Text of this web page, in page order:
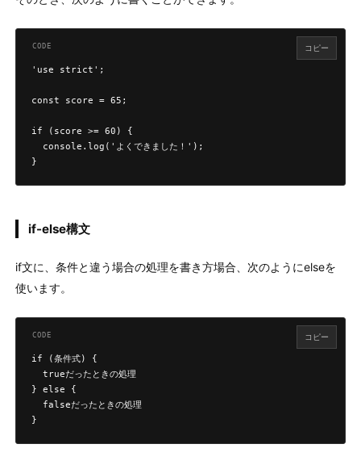
'use strict';
const score = 65;
if (score >= 60) {
  console.log('よくできました！');
}
コピー
if-else構文
if文に、条件と違う場合の処理を書き方場合、次のようにelseを
使います。
if (条件式) {
  trueだったときの処理
} else {
  falseだったときの処理
}
コピー